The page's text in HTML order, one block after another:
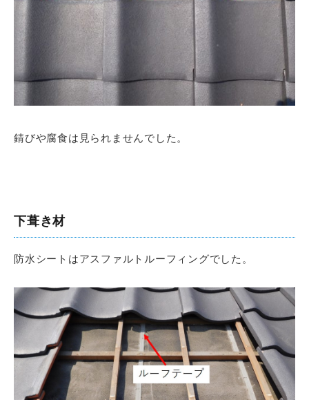
錆びや腐食は見られませんでした。
下葺き材
防水シートはアスファルトルーフィングでした。